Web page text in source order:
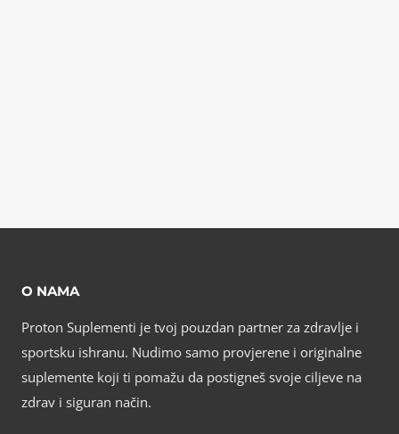
O NAMA
Proton Suplementi je tvoj pouzdan partner za zdravlje i
sportsku ishranu. Nudimo samo provjerene i originalne
suplemente koji ti pomažu da postigneš svoje ciljeve na
zdrav i siguran način.